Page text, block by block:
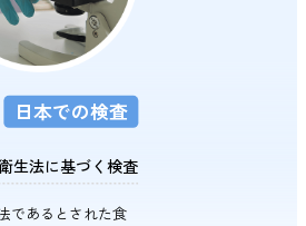
日本での検査
生法に基づく検査
であるとされた食